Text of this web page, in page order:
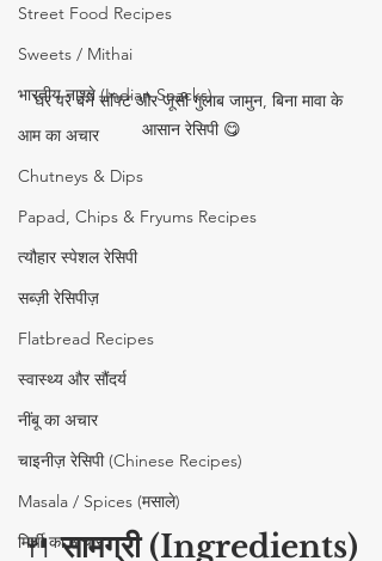
Street Food Recipes
Sweets / Mithai
भारतीय नाश्ते (Indian Snacks)
आम का अचार
Chutneys & Dips
Papad, Chips & Fryums Recipes
त्यौहार स्पेशल रेसिपी
सब्ज़ी रेसिपीज़
Flatbread Recipes
स्वास्थ्य और सौंदर्य
नींबू का अचार
चाइनीज़ रेसिपी (Chinese Recipes)
Masala / Spices (मसाले)
मिर्ची का अचार
घर पर बने सॉफ्ट और जूसी गुलाब जामुन, बिना मावा के
आसान रेसिपी 😋
🍴 सामग्री (Ingredients)